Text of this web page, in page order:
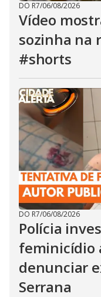
DO R7/06/08/2026
Vídeo
sozinha na
#shorts
DO R7/06/08/2026
Polícia
feminicídio
denunciar
Serrana